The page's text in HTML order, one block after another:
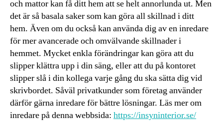
och mattor kan få ditt hem att se helt annorlunda ut. Men
det är så basala saker som kan göra all skillnad i ditt
hem. Även om du också kan använda dig av en inredare
för mer avancerade och omvälvande skillnader i
hemmet. Mycket enkla förändringar kan göra att du
slipper klättra upp i din säng, eller att du på kontoret
slipper slå i din kollega varje gång du ska sätta dig vid
skrivbordet. Såväl privatkunder som företag använder
därför gärna inredare för bättre lösningar. Läs mer om
inredare på denna webbsida: https://insyninterior.se/